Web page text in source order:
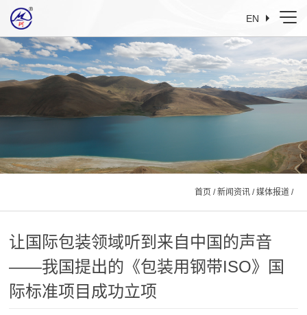
EN
首页 / 新闻资讯 / 媒体报道 /
让国际包装领域听到来自中国的声音
——我国提出的《包装用钢带ISO》国
际标准项目成功立项